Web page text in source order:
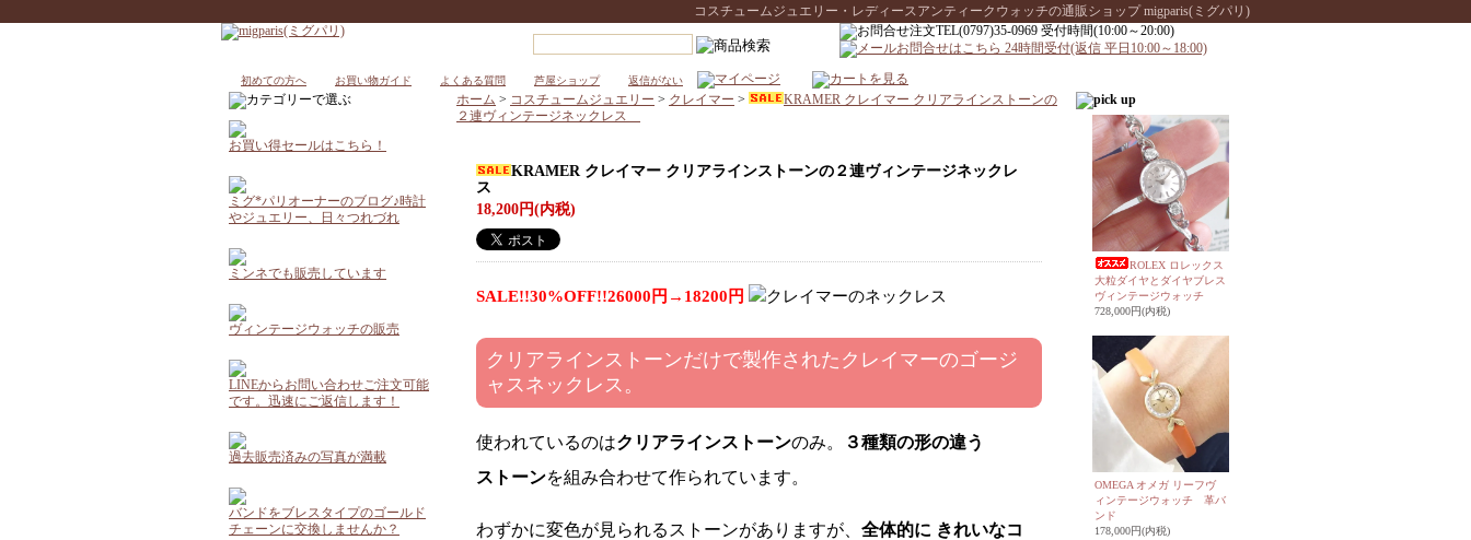
コスチュームジュエリー・レディースアンティークウォッチの通販ショップ migparis(ミグパリ)
初めての方へ お買い物ガイド よくある質問 芦屋ショップ 返信がない
ホーム > コスチュームジュエリー > クレイマー >
KRAMER クレイマー クリアラインストーンの
２連ヴィンテージネックレス
KRAMER クレイマー クリアラインストーンの２連ヴィンテージネックレ
ス
18,200円(内税)
SALE!!30%OFF!!26000円→18200円
クリアラインストーンだけで製作されたクレイマーのゴージ
ャスネックレス。
使われているのはクリアラインストーンのみ。
３種類の形の違う
ストーンを組み合わせて作られています。
わずかに変色が見られるストーンがありますが、 全体的に きれいなコ
お買い得セールはこちら！
ミグ*パリオーナーのブログ♪時計
やジュエリー、日々つれづれ
ミンネでも販売しています
ヴィンテージウォッチの販売
LINEからお問い合わせご注文可能
です。迅速にご返信します！
過去販売済みの写真が満載
バンドをブレスタイプのゴールド
チェーンに交換しませんか？
ROLEX ロレックス
大粒ダイヤとダイヤブレス
ヴィンテージウォッチ
728,000円(内税)
OMEGA オメガ リーフヴ
ィンテージウォッチ 革バ
ンド
178,000円(内税)